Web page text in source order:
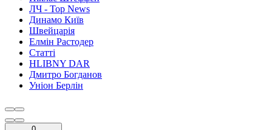
ЛЧ - Top News
Динамо Київ
Швейцарія
Елмін Растодер
Статті
HLIBNY DAR
Дмитро Богданов
Уніон Берлін